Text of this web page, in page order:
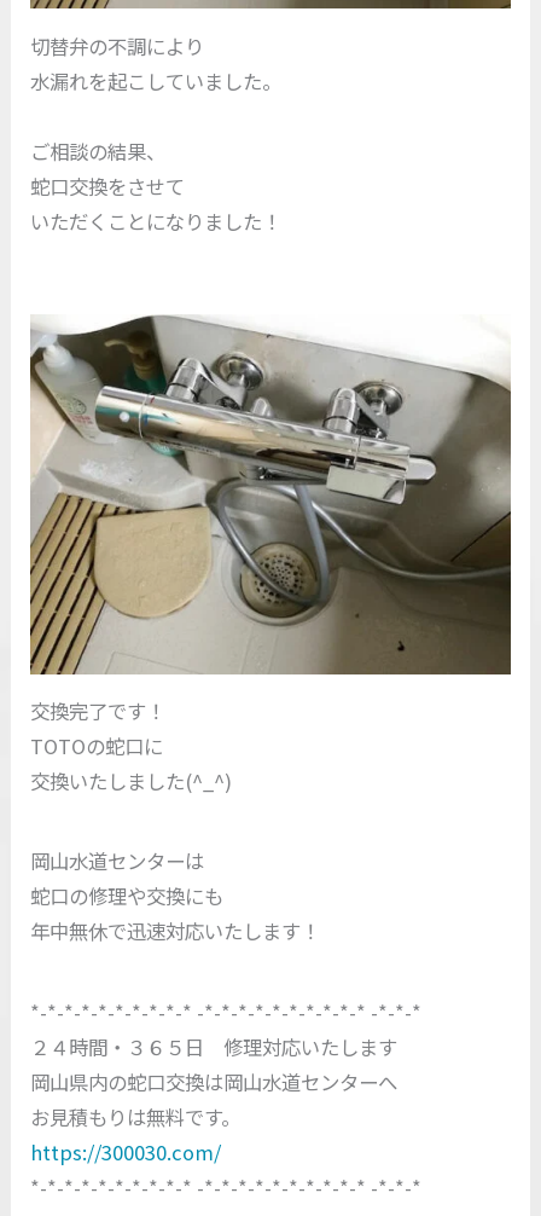
切替弁の不調により
水漏れを起こしていました。
ご相談の結果、
蛇口交換をさせて
いただくことになりました！
交換完了です！
TOTOの蛇口に
交換いたしました(^_^)
岡山水道センターは
蛇口の修理や交換にも
年中無休で迅速対応いたします！
*-*-*-*-*-*-*-*-*-* -*-*-*-*-*-*-*-*-*-* -*-*-*
２４時間・３６５日 修理対応いたします
岡山県内の蛇口交換は岡山水道センターへ
お見積もりは無料です。
https://300030.com/
*-*-*-*-*-*-*-*-*-* -*-*-*-*-*-*-*-*-*-* -*-*-*